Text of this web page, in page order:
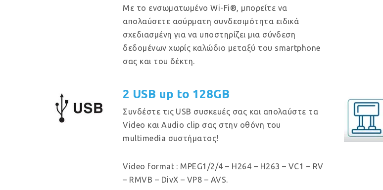
Με το ενσωματωμένο Wi-Fi®, μπορείτε να
απολαύσετε ασύρματη συνδεσιμότητα ειδικά
σχεδιασμένη για να υποστηρίζει μια σύνδεση
δεδομένων χωρίς καλώδιο μεταξύ του smartphone
σας και του δέκτη.
2 USB up to 128GB
Συνδέστε τις USB συσκευές σας και απολαύστε τα
Video και Audio clip σας στην οθόνη του
multimedia συστήματος!
Video format : MPEG1/2/4 – H264 – H263 – VC1 – RV
– RMVB – DivX – VP8 – AVS.